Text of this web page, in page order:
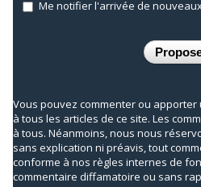
Me notifier l'arrivée de
Vous pouvez commenter ou apporter
à tous les articles de ce site. Les
à tous. Néanmoins, nous nous
sans explication ni préavis, tout
conforme à nos règles internes de
commentaire diffamatoire ou sans